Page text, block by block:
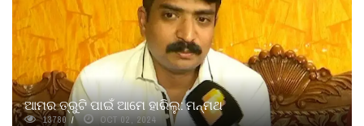
ଆମର ତ୍ରୁଟି ପାଇଁ ଆମେ ହାରିଲୁ: ମନ୍ମଥ
13780 OCT 02, 2024